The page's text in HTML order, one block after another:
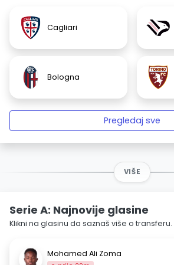
Cagliari
Bologna
Pregledaj sve
VIŠE
Serie A: Najnovije glasine
Klikni na glasinu da saznaš više o transferu.
Mohamed Ali Zoma